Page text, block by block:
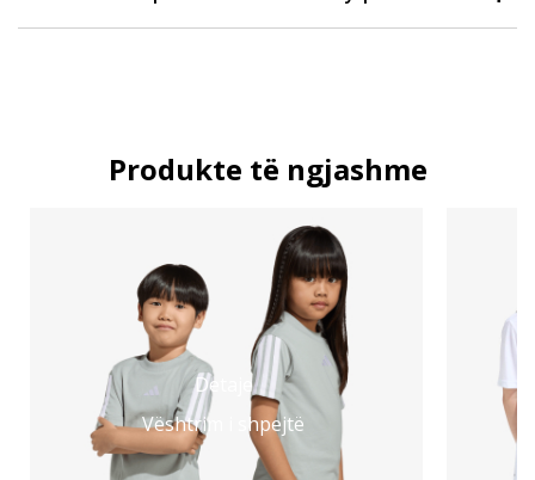
Produkte të ngjashme
Detaje
Vështrim i shpejtë